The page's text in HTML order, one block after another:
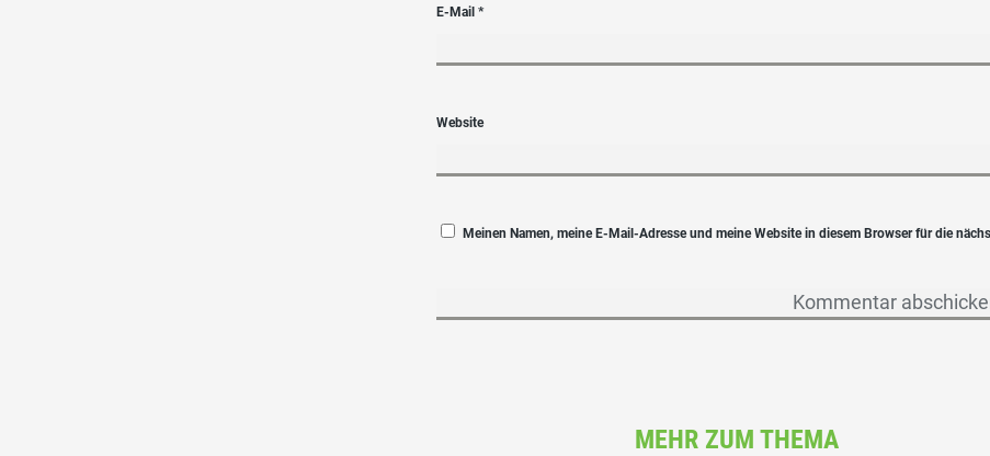
E-Mail*
Website
Meinen Namen, meine E-Mail-Adresse und meine Website in diesem Browser für die
MEHR ZUM THEMA